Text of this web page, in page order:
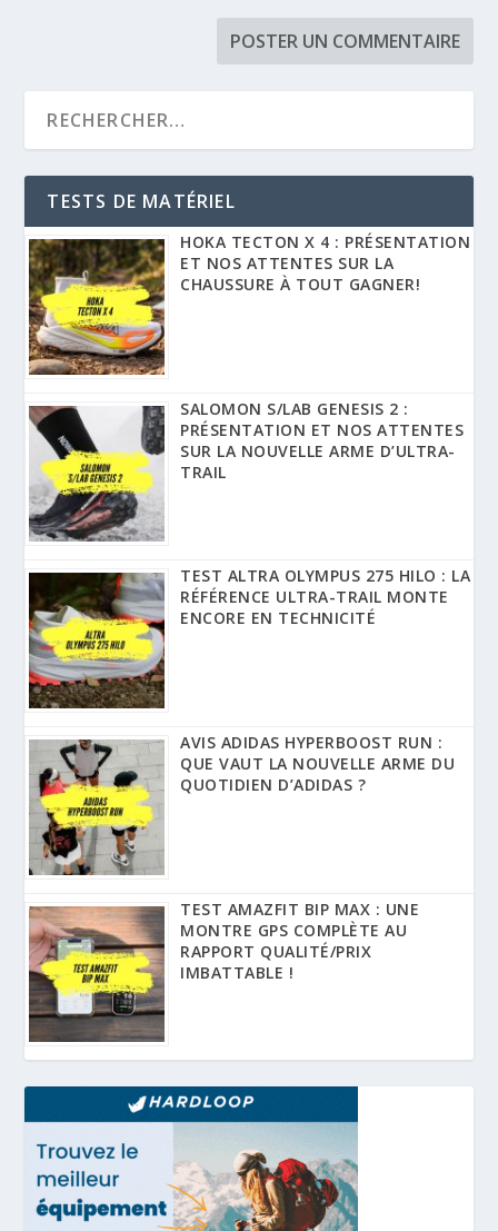
TESTS DE MATÉRIEL
HOKA TECTON X 4 : PRÉSENTATION
ET NOS ATTENTES SUR LA
CHAUSSURE À TOUT GAGNER!
SALOMON S/LAB GENESIS 2 :
PRÉSENTATION ET NOS ATTENTES
SUR LA NOUVELLE ARME D’ULTRA-
TRAIL
TEST ALTRA OLYMPUS 275 HILO : LA
RÉFÉRENCE ULTRA-TRAIL MONTE
ENCORE EN TECHNICITÉ
AVIS ADIDAS HYPERBOOST RUN :
QUE VAUT LA NOUVELLE ARME DU
QUOTIDIEN D’ADIDAS ?
TEST AMAZFIT BIP MAX : UNE
MONTRE GPS COMPLÈTE AU
RAPPORT QUALITÉ/PRIX
IMBATTABLE !